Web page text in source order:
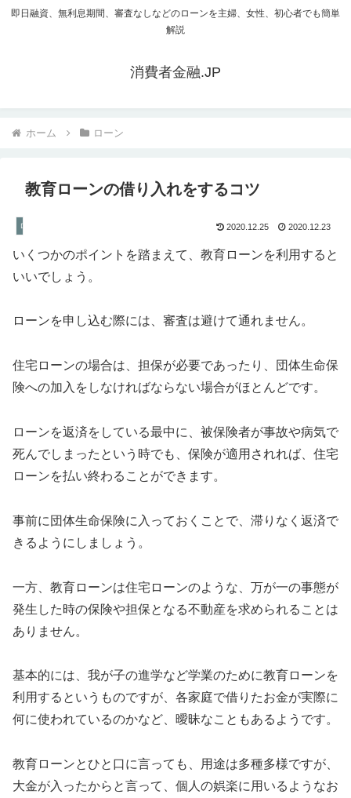
即日融資、無利息期間、審査なしなどのローンを主婦、女性、初心者でも簡単
解説
消費者金融.JP
ホーム ローン
教育ローンの借り入れをするコツ
ローン 2020.12.25 2020.12.23
いくつかのポイントを踏まえて、教育ローンを利用すると
いいでしょう。
ローンを申し込む際には、審査は避けて通れません。
住宅ローンの場合は、担保が必要であったり、団体生命保
険への加入をしなければならない場合がほとんどです。
ローンを返済をしている最中に、被保険者が事故や病気で
死んでしまったという時でも、保険が適用されれば、住宅
ローンを払い終わることができます。
事前に団体生命保険に入っておくことで、滞りなく返済で
きるようにしましょう。
一方、教育ローンは住宅ローンのような、万が一の事態が
発生した時の保険や担保となる不動産を求められることは
ありません。
基本的には、我が子の進学など学業のために教育ローンを
利用するというものですが、各家庭で借りたお金が実際に
何に使われているのかなど、曖昧なこともあるようです。
教育ローンとひと口に言っても、用途は多種多様ですが、
大金が入ったからと言って、個人の娯楽に用いるようなお